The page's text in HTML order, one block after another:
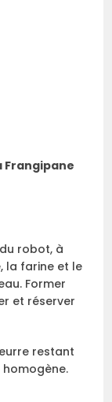
Frangipane
robot, à
la farine et le
Former
et réserver
restant